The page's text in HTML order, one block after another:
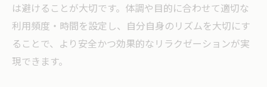
は避けることが大切です。体調や目的に合わせて適切な
利用頻度・時間を設定し、自分自身のリズムを大切にす
ることで、より安全かつ効果的なリラクゼーションが実
現できます。